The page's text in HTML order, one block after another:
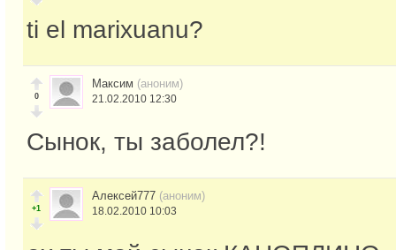
ti el marixuanu?
0
Максим (аноним)
21.02.2010 12:30
Сынок, ты заболел?!
+1
Алексей777 (аноним)
18.02.2010 10:03